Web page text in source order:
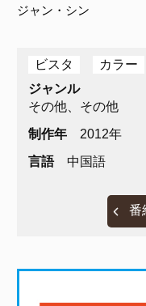
ジャン・シン
ビスタ カラー
ジャンル
その他、その他
制作年 2012年
言語
中国語
番